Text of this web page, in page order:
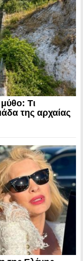
Τι
της αρχαίας